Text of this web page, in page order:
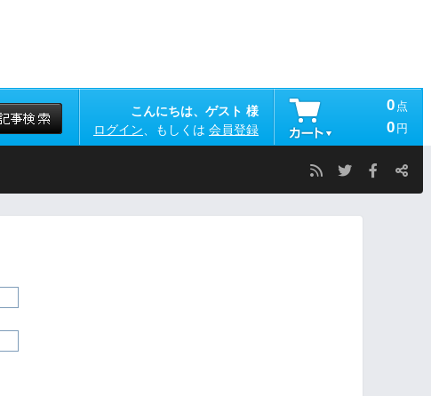
こんにちは、ゲスト 様
ログイン 、もしくは 会員登録
0 点
0 円